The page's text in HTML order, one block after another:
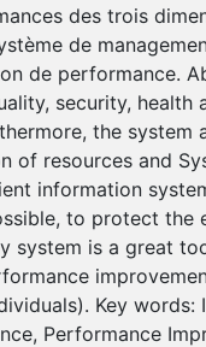
des trois
de
de performance.
security, health
the system
of resources and
information
to protect the
system is a great
Key words:
Performance